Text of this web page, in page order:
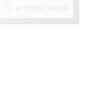
activate zoom